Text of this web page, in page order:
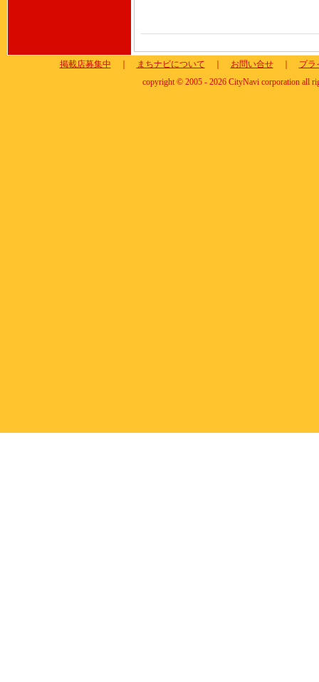
掲載店募集中 まちナビについて お問い合せ｜
プラ
copyright © 2005 - 2026 CityNavi corporation all